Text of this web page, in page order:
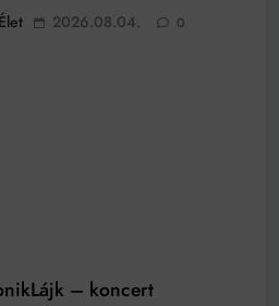
2026.08.04. 0
– koncert